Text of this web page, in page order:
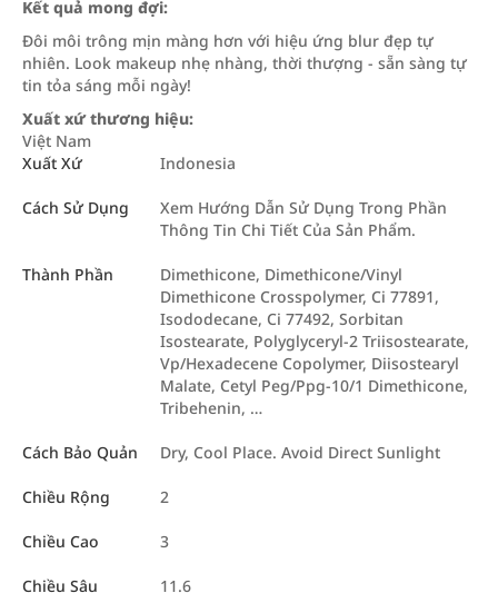
Kết quả mong đợi:
Đôi môi trông mịn màng hơn với hiệu ứng blur đẹp tự
nhiên. Look makeup nhẹ nhàng, thời thượng - sẵn sàng tự
tin tỏa sáng mỗi ngày!
Xuất xứ thương hiệu:
Việt Nam
Xuất Xứ
Indonesia
Cách Sử Dụng
Xem Hướng Dẫn Sử Dụng Trong Phần
Thông Tin Chi Tiết Của Sản Phẩm.
Thành Phần
Dimethicone, Dimethicone/Vinyl
Dimethicone Crosspolymer, Ci 77891,
Isododecane, Ci 77492, Sorbitan
Isostearate, Polyglyceryl-2 Triisostearate,
Vp/Hexadecene Copolymer, Diisostearyl
Malate, Cetyl Peg/Ppg-10/1 Dimethicone,
Tribehenin, …
Cách Bảo Quản Dry, Cool Place. Avoid Direct Sunlight
Chiều Rộng 2
Chiều Cao 3
Chiều Sâu 11.6